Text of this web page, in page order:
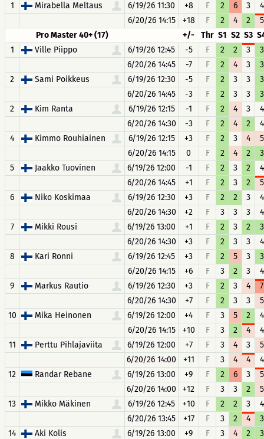
1
Mirabella Meltaus 6/19/26 11:30 +8 F 2 6 3
4
6/20/26 14:15
+18 F 2 4 2
5
Pro Master 40+ (17)
+/- Thr S1 S2 S3
1
Ville Piippo 6/19/26 12:45 -5 F 2 2 3
3
6/20/26 14:45
-7 F 2 4 3
3
2
Sami Poikkeus 6/19/26 12:30 -5 F 2 3 3
3
6/20/26 14:45
-3 F 2 3 3
3
2
Kim Ranta 6/19/26 12:15 -1 F 2 4 3
4
6/20/26 14:30
-3 F 2 4 2
4
4
Kimmo Rouhiainen 6/19/26 12:15 +3 F 2 3 4
5
6/20/26 14:15
0 F 2 4 2
3
5
Jaakko Tuovinen 6/19/26 12:00 -1 F 2 3 2
4
6/20/26 14:45
+1 F 2 3 2
5
6
Niko Koskimaa 6/19/26 12:30 +3 F 2 2 3
4
6/20/26 14:30
+2 F 3 3 3
4
7
Mikki Rousi 6/19/26 13:00 +1 F 2 3 2
3
6/20/26 14:30
+3 F 2 3 3
4
8
Kari Ronni 6/19/26 12:45 +3 F 2 5 3
3
6/20/26 14:15
+6 F 3 2 3
4
9
Markus Rautio 6/19/26 12:30 +3 F 2 3 4
7
6/20/26 14:30
+7 F 2 3 3
5
10
Mika Heinonen 6/19/26 12:00 +4 F 3 5 2
4
6/20/26 14:15
+10 F 3 2 4
4
11
Perttu Pihlajaviita 6/19/26 12:00 +7 F 3 4 3
5
6/20/26 14:00
+11 F 3 4 4
4
12
Randar Rebane 6/19/26 13:00 +9 F 2 6 3
5
6/20/26 14:00
+12 F 3 3 2
5
13
Mikko Mäkinen 6/19/26 12:45 +10 F 2 2 3
4
6/20/26 13:45
+17 F 3 2 4
3
14
Aki Kolis 6/19/26 13:00 +9 F 3 4 2
3